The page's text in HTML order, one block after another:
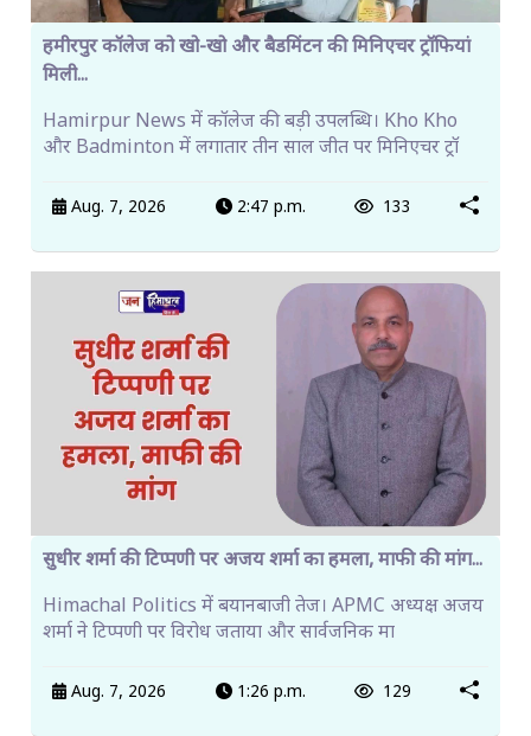
हमीरपुर कॉलेज को खो-खो और बैडमिंटन की मिनिएचर ट्रॉफियां
मिली...
Hamirpur News में कॉलेज की बड़ी उपलब्धि। Kho Kho
और Badminton में लगातार तीन साल जीत पर मिनिएचर ट्रॉ
Aug. 7, 2026 2:47 p.m. 133
सुधीर शर्मा की टिप्पणी पर अजय शर्मा का हमला, माफी की मांग...
Himachal Politics में बयानबाजी तेज। APMC अध्यक्ष अजय
शर्मा ने टिप्पणी पर विरोध जताया और सार्वजनिक मा
Aug. 7, 2026 1:26 p.m. 129